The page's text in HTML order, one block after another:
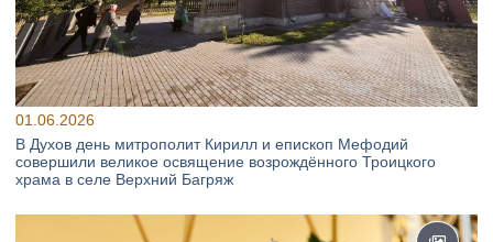
01.06.2026
В Духов день митрополит Кирилл и епископ Мефодий
совершили великое освящение возрождённого Троицкого
храма в селе Верхний Багряж